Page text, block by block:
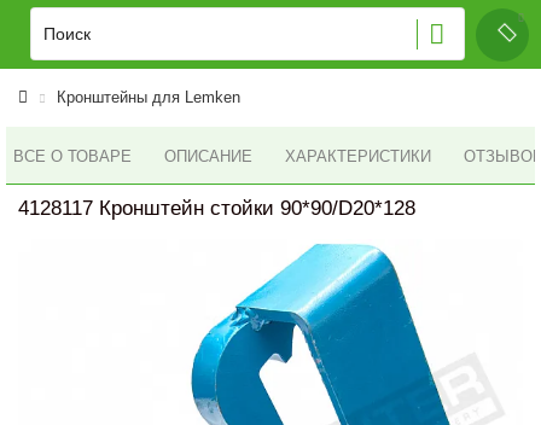
Кронштейны для Lemken
ВСЕ О ТОВАРЕ ОПИСАНИЕ ХАРАКТЕРИСТИКИ ОТЗЫВОВ
4128117 Кронштейн стойки 90*90/D20*128